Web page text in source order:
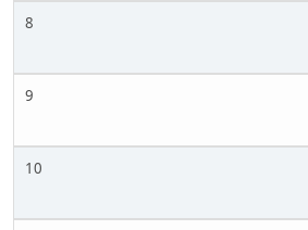
8
9
10